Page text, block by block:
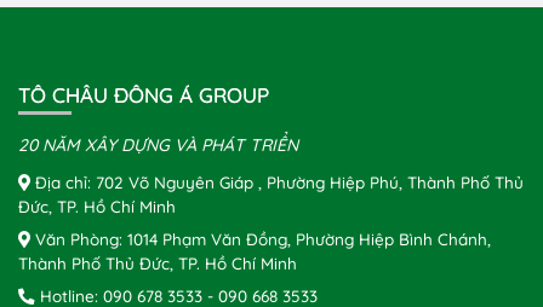
TÔ CHÂU ĐÔNG Á GROUP
20 NĂM XÂY DỰNG VÀ PHÁT TRIỂN
Địa chỉ: 702 Võ Nguyên Giáp , Phường Hiệp Phú, Thành Phố Thủ
Đức, TP. Hồ Chí Minh
Văn Phòng: 1014 Phạm Văn Đồng, Phường Hiệp Bình Chánh,
Thành Phố Thủ Đức, TP. Hồ Chí Minh
Hotline: 090 678 3533 - 090 668 3533